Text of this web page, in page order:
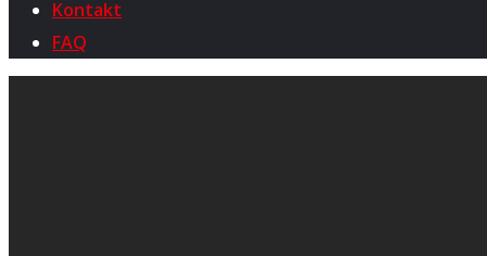
Kontakt
FAQ